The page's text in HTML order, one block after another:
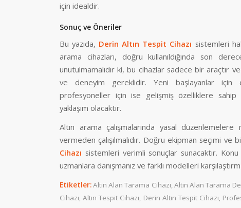
için idealdir.
Sonuç ve Öneriler
Bu yazıda, Derin Altın Tespit Cihazı sistemleri
arama cihazları, doğru kullanıldığında son
unutulmamalıdır ki, bu cihazlar sadece bir araçtır
ve deneyim gereklidir. Yeni başlayanlar için
profesyoneller için ise gelişmiş özelliklere
yaklaşım olacaktır.
Altın arama çalışmalarında yasal
vermeden çalışılmalıdır. Doğru ekipman seçimi ve
Cihazı sistemleri verimli sonuçlar sunacaktır.
uzmanlara danışmanız ve farklı modelleri
Etiketler:Altın Alan Tarama Cihazı,Altın Alan Tarama
Cihazı,Altın Tespit Cihazı, Derin Altın Tespit Cihazı,